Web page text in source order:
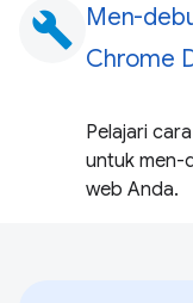
build Men-
Chrome
Pelajari
untuk men-
web Anda.